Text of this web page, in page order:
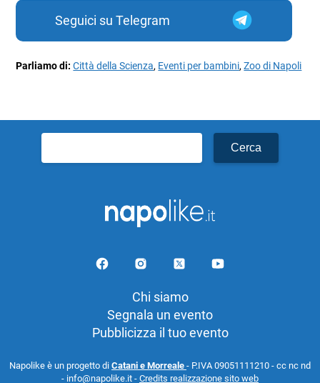
Seguici su Telegram
Parliamo di:Città della Scienza, Eventi per bambini,Zoo di Napoli
per:
Chi siamo
Segnala un evento
Pubblicizza il tuo evento
Napolike è un progetto di Catani e Morreale - P.IVA 09051111210 - cc nc nd
- info@napolike.it - Credits realizzazione sito web